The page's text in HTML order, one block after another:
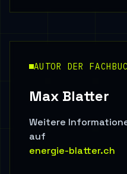
AUTOR DER
Max Blatter
Weitere
auf
energie-blatter.ch